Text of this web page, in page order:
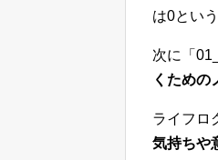
は0とい
次に「
くための
ライフロ
気持ちや